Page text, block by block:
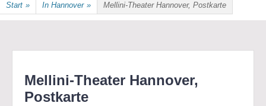
HANNOVER E.V.
Inhalt
springen
Start » In Hannover » Mellini-Theater Hannover, Postkarte
Mellini-Theater Hannover,
Postkarte